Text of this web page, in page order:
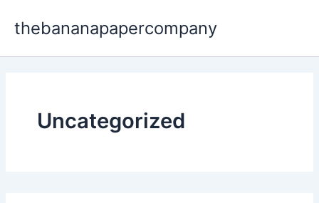
atlathebananapapercompany
Uncategorized